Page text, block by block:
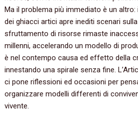
Ma il problema più immediato è un
dei ghiacci artici apre inediti scenari
sfruttamento di risorse rimaste
millenni, accelerando un modello di
è nel contempo causa ed effetto della
innestando una spirale senza fine.
ci pone riflessioni ed occasioni per
organizzare modelli differenti di
vivente.